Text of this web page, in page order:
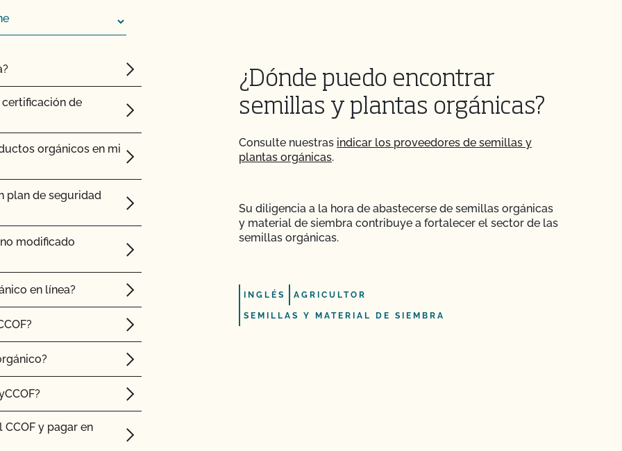
certificación de
orgánicos en mi
plan de seguridad
modificado
en línea?
y pagar en
¿Dónde puedo encontrar
semillas y plantas orgánicas?
Consulte nuestras indicar los proveedores de semillas y
plantas orgánicas.
Su diligencia a la hora de abastecerse de semillas orgánicas
y material de siembra contribuye a fortalecer el sector de las
semillas orgánicas.
INGLÉS AGRICULTOR
SEMILLAS Y MATERIAL DE SIEMBRA
de emergencia de
o material de
certificación